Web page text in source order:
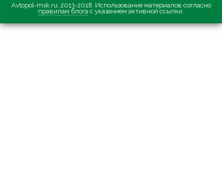
Avtopol-msk.ru, 2013-2018. Использование материалов согласно
правилам блога с указанием активной ссылки.